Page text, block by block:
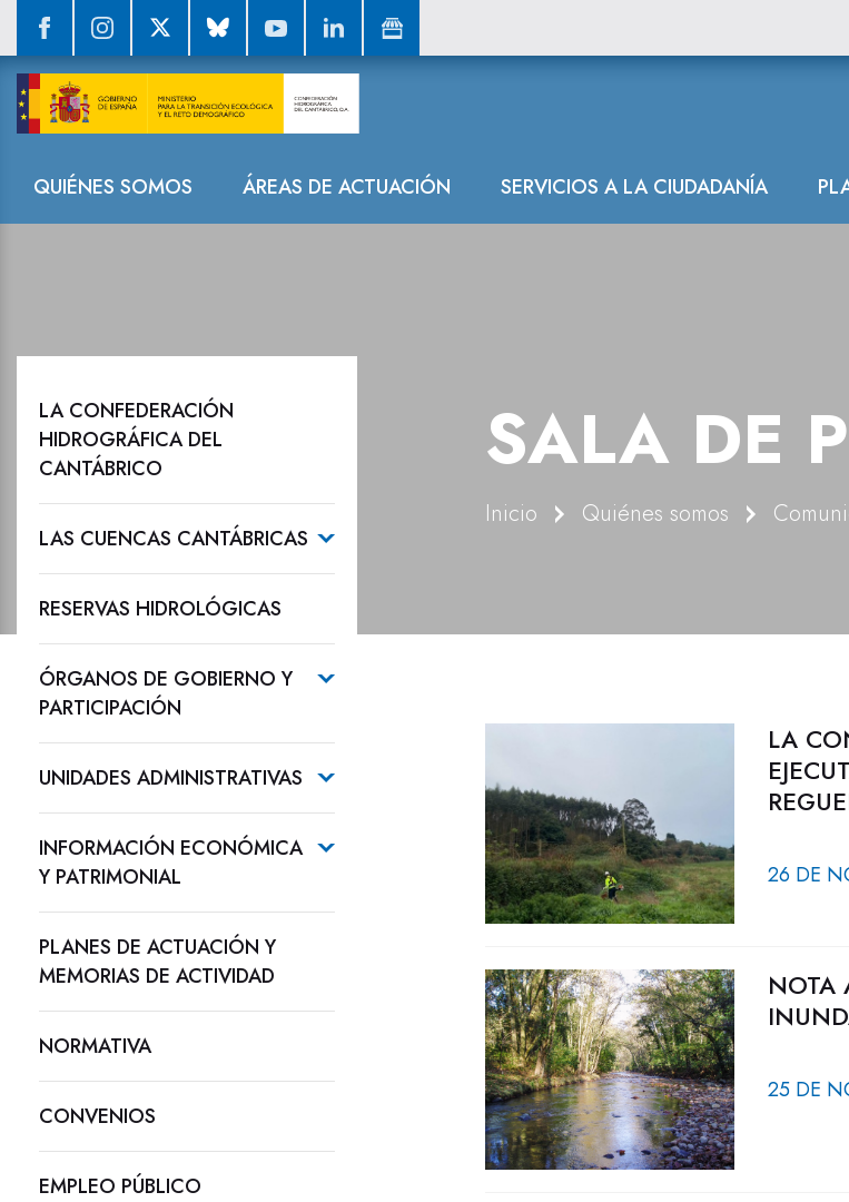
Navegación
QUIÉNES SOMOS ÁREAS DE ACTUACIÓN SERVICIOS A LA CIUDADANÍA
Sala de prensa
SALA DE
Inicio Quiénes somos
LA CONFEDERACIÓN
HIDROGRÁFICA DEL
CANTÁBRICO
LAS CUENCAS CANTÁBRICAS
RESERVAS HIDROLÓGICAS
ÓRGANOS DE GOBIERNO Y
PARTICIPACIÓN
UNIDADES ADMINISTRATIVAS
INFORMACIÓN ECONÓMICA
Y PATRIMONIAL
PLANES DE ACTUACIÓN Y
MEMORIAS DE ACTIVIDAD
NORMATIVA
CONVENIOS
EMPLEO PÚBLICO
LA
26 DE
NOTA
25 DE